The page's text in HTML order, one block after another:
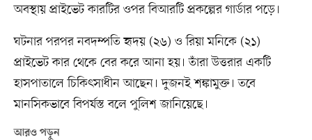
অবস্থায় প্রাইভেট কারটির ওপর বিআরটি প্রকল্পের গার্ডার পড়ে।
ঘটনার পরপর নবদম্পতি হৃদয় (২৬) ও রিয়া মনিকে (২১)
প্রাইভেট কার থেকে বের করে আনা হয়। তাঁরা উত্তরার একটি
হাসপাতালে চিকিৎসাধীন আছেন। দুজনই শঙ্কামুক্ত। তবে
মানসিকভাবে বিপর্যস্ত বলে পুলিশ জানিয়েছে।
আরও পড়ুন